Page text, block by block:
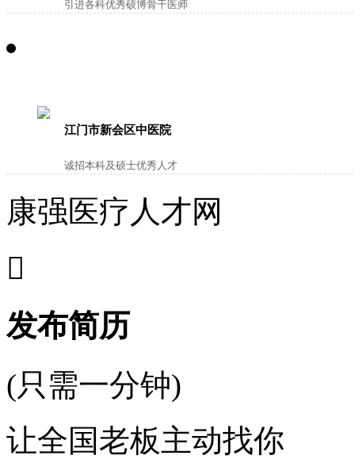
引进各科优秀硕博骨干医师
江门市新会区中医院
诚招本科及硕士优秀人才
康强医疗人才网

发布简历
(只需一分钟)
让全国老板主动找你